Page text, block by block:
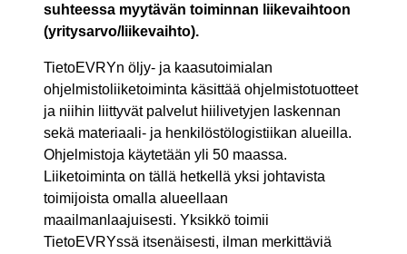
suhteessa myytävän toiminnan liikevaihtoon
(yritysarvo/liikevaihto).
TietoEVRYn öljy- ja kaasutoimialan
ohjelmistoliiketoiminta käsittää ohjelmistotuotteet
ja niihin liittyvät palvelut hiilivetyjen laskennan
sekä materiaali- ja henkilöstölogistiikan alueilla.
Ohjelmistoja käytetään yli 50 maassa.
Liiketoiminta on tällä hetkellä yksi johtavista
toimijoista omalla alueellaan
maailmanlaajuisesti. Yksikkö toimii
TietoEVRYssä itsenäisesti, ilman merkittäviä